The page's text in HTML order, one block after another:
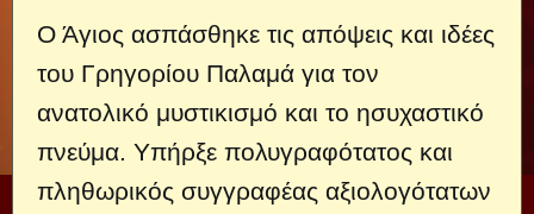
Ο Άγιος ασπάσθηκε τις απόψεις και ιδέες
του Γρηγορίου Παλαμά για τον
ανατολικό μυστικισμό και το ησυχαστικό
πνεύμα. Υπήρξε πολυγραφότατος και
πληθωρικός συγγραφέας αξιολογότατων